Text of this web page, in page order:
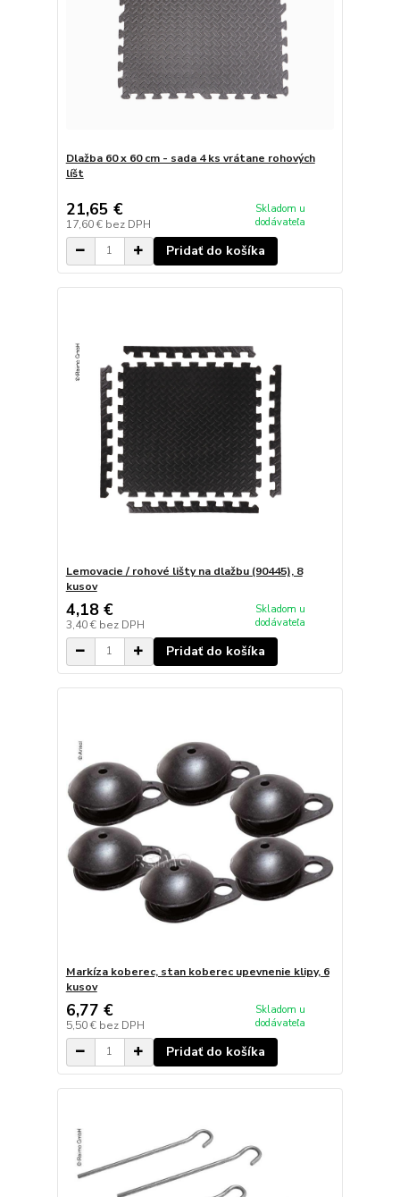
Dlažba 60 x 60 cm - sada 4 ks vrátane rohových
líšt
21,65 €
17,60 € bez DPH
Skladom u
dodávateľa
Pridať do košíka
Lemovacie / rohové lišty na dlažbu (90445), 8
kusov
4,18 €
3,40 € bez DPH
Skladom u
dodávateľa
Pridať do košíka
Markíza koberec, stan koberec upevnenie klipy, 6
kusov
6,77 €
5,50 € bez DPH
Skladom u
dodávateľa
Pridať do košíka